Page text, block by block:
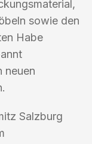
sowie den
Habe
neuen
Salzburg